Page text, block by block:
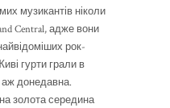
музикантів ніколи
Central, адже вони
рок-
гурти грали в
аж донедавна.
золота середина